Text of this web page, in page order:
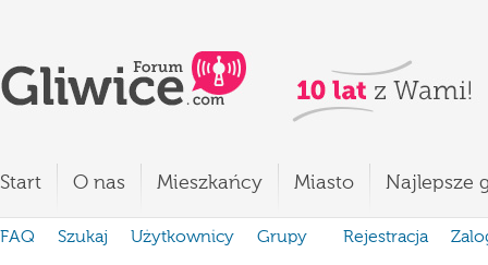
Start O nas Mieszkańcy Miasto Najlepsze
FAQ Szukaj Użytkownicy Grupy Rejestracja